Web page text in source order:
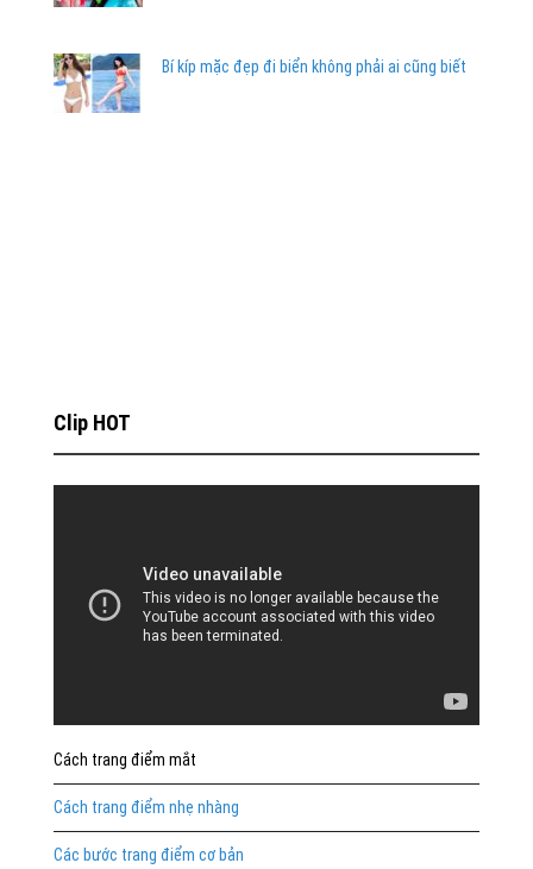
Bí kíp mặc đẹp đi biển không phải ai cũng biết
Clip HOT
Cách trang điểm mắt
Cách trang điểm nhẹ nhàng
Các bước trang điểm cơ bản